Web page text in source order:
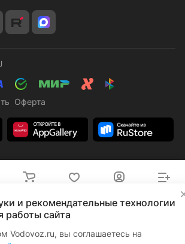
Оферта
и рекомендательные технологии
работы сайта
Vodovoz.ru, вы соглашаетесь на